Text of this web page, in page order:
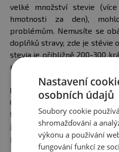
velké množství stevie
hmotnosti za den),
problémům. Nemusíte se
doplňků stravy, zde je stévie
stevia je přibližně 200-300
mnohem nižší a účinky na
PROČ SE DOSLAZUJÍ
Ochucují protein bez
třeba opravdu malé
jedné dávce. Navíc má
proteiny ideální i do diety.
Nastavení
osobních údajů
Soubory cookie
shromažďování a
výkonu a používání
fungování funkcí ze